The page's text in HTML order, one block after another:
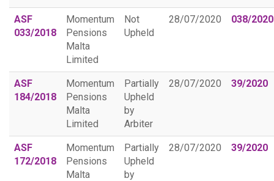
ASF
033/2018
Momentum
Pensions
Malta
Limited
Not
Upheld
28/07/2020 038/2020
ASF
184/2018
Momentum
Pensions
Malta
Limited
Partially
Upheld
by
Arbiter
28/07/2020 39/2020
ASF
172/2018
Momentum
Pensions
Malta
Partially
Upheld
by
28/07/2020 39/2020